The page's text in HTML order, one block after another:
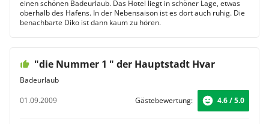
einen schönen Badeurlaub. Das Hotel liegt in schöner Lage, etwas
oberhalb des Hafens. In der Nebensaison ist es dort auch ruhig. Die
benachbarte Diko ist dann kaum zu hören.
"die Nummer 1 " der Hauptstadt Hvar
Badeurlaub
01.09.2009
Gästebewertung: 4.6 / 5.0